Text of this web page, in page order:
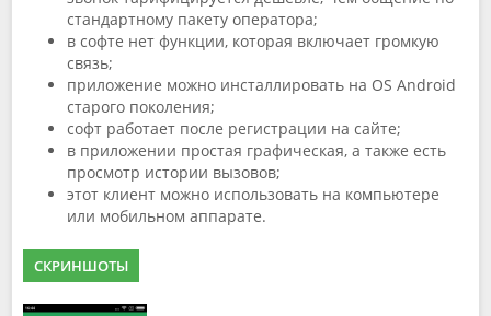
стандартному пакету оператора;
в софте нет функции, которая включает громкую
связь;
приложение можно инсталлировать на OS Android
старого поколения;
софт работает после регистрации на сайте;
в приложении простая графическая, а также есть
просмотр истории вызовов;
этот клиент можно использовать на компьютере
или мобильном аппарате.
СКРИНШОТЫ